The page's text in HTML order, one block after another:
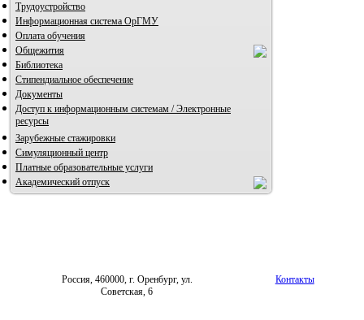
Трудоустройство
Информационная система ОрГМУ
Оплата обучения
Общежития
Библиотека
Стипендиальное обеспечение
Документы
Доступ к информационным системам / Электронные
ресурсы
Зарубежные стажировки
Симуляционный центр
Платные образовательные услуги
Академический отпуск
Россия, 460000, г. Оренбург, ул.
Советская, 6
Контакты